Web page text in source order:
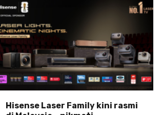
Hisense Laser Family kini rasmi